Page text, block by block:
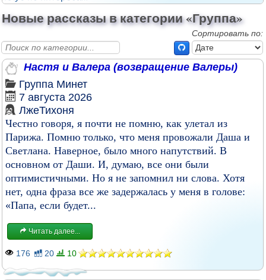
Новые рассказы в категории «Группа»
Сортировать по:
Настя и Валера (возвращение Валеры)
Группа Минет
7 августа 2026
ЛжеТихоня
Честно говоря, я почти не помню, как улетал из
Парижа. Помню только, что меня провожали Даша и
Светлана. Наверное, было много напутствий. В
основном от Даши. И, думаю, все они были
оптимистичными. Но я не запомнил ни слова. Хотя
нет, одна фраза все же задержалась у меня в голове:
«Папа, если будет...
Читать далее...
176 20 10